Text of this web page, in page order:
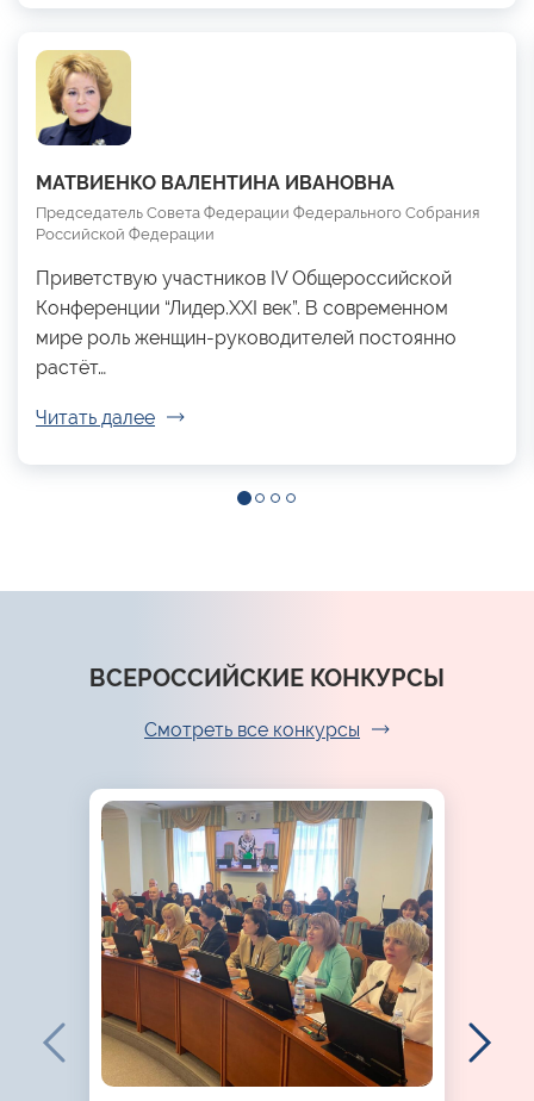
МАТВИЕНКО ВАЛЕНТИНА ИВАНОВНА
Председатель Совета Федерации Федерального Собрания
Российской Федерации
Приветствую участников IV Общероссийской
Конференции “Лидер.XXI век”. В современном
мире роль женщин-руководителей постоянно
растёт…
Читать далее
ВСЕРОССИЙСКИЕ КОНКУРСЫ
Смотреть все конкурсы